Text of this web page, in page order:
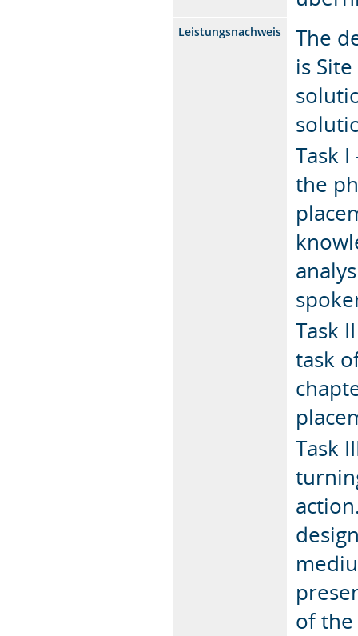
Leistungsnachweis
The
is
Task
the
Task
task
Task
of the